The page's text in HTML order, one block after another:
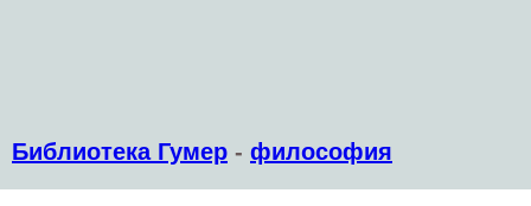
Библиотека Гумер - философия